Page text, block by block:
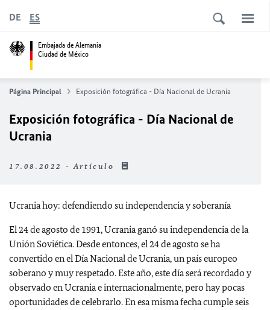
Embajada de Alemania
Ciudad de México
DE ES
Página Principal Exposición fotográfica - Día Nacional de Ucrania
Exposición fotográfica - Día Nacional de
Ucrania
17.08.2022 - Artículo
Ucrania hoy: defendiendo su independencia y soberanía
El 24 de agosto de 1991, Ucrania ganó su independencia de la
Unión Soviética. Desde entonces, el 24 de agosto se ha
convertido en el Día Nacional de Ucrania, un país europeo
soberano y muy respetado. Este año, este día será recordado y
observado en Ucrania e internacionalmente, pero hay pocas
oportunidades de celebrarlo. En esa misma fecha cumple seis